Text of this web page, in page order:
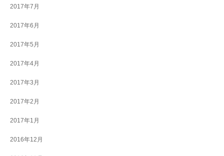
2017年7月
2017年6月
2017年5月
2017年4月
2017年3月
2017年2月
2017年1月
2016年12月